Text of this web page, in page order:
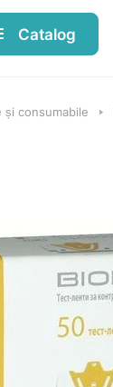
Catalog
și consumabile